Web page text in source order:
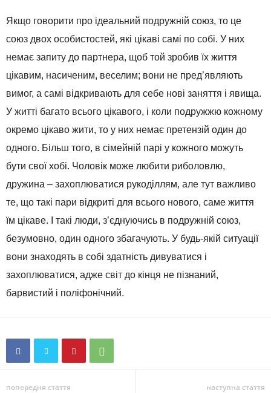
Якщо говорити про ідеальний подружній союз, то це
союз двох особистостей, які цікаві самі по собі. У них
немає запиту до партнера, щоб той зробив їх життя
цікавим, насиченим, веселим; вони не пред’являють
вимог, а самі відкривають для себе нові заняття і явища.
У житті багато всього цікавого, і коли подружжю кожному
окремо цікаво жити, то у них немає претензій один до
одного. Більш того, в сімейній парі у кожного можуть
бути свої хобі. Чоловік може любити риболовлю,
дружина – захоплюватися рукоділлям, але тут важливо
те, що такі пари відкриті для всього нового, саме життя
їм цікаве. І такі люди, з’єднуючись в подружній союз,
безумовно, один одного збагачують. У будь-якій ситуації
вони знаходять в собі здатність дивуватися і
захоплюватися, адже світ до кінця не пізнаний,
барвистий і поліфонічний.
попередня стаття наступна стаття